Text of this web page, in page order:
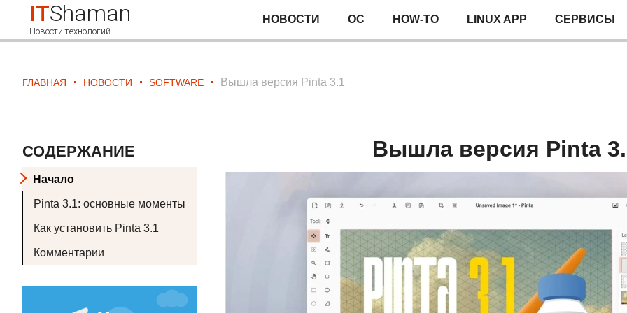
ITShaman
Новости технологий
НОВОСТИ ОС HOW-TO LINUX APP СЕРВИСЫ
ГЛАВНАЯ НОВОСТИ SOFTWARE Вышла версия Pinta 3.1
СОДЕРЖАНИЕ
Начало
Pinta 3.1: основные моменты
Как установить Pinta 3.1
Комментарии
Вышла версия Pinta